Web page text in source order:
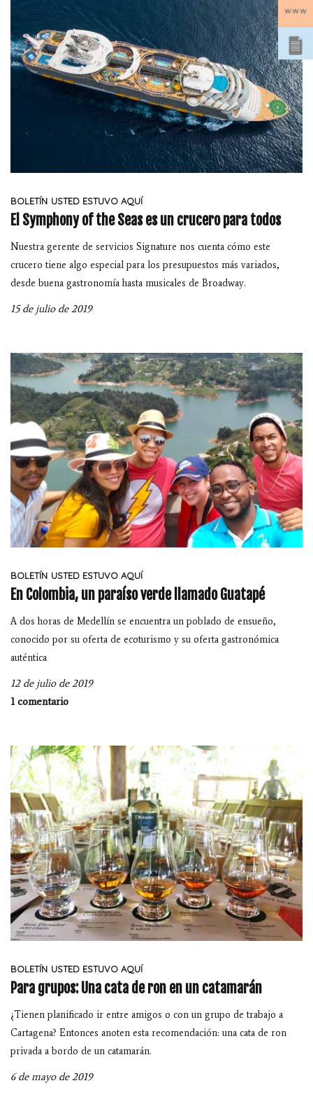
BOLETÍN USTED ESTUVO AQUÍ
El Symphony of the Seas es un crucero para todos
Nuestra gerente de servicios Signature nos cuenta cómo este
crucero tiene algo especial para los presupuestos más variados,
desde buena gastronomía hasta musicales de Broadway.
15 de julio de 2019
BOLETÍN USTED ESTUVO AQUÍ
En Colombia, un paraíso verde llamado Guatapé
A dos horas de Medellín se encuentra un poblado de ensueño,
conocido por su oferta de ecoturismo y su oferta gastronómica
auténtica
12 de julio de 2019
1 comentario
BOLETÍN USTED ESTUVO AQUÍ
Para grupos: Una cata de ron en un catamarán
¿Tienen planificado ir entre amigos o con un grupo de trabajo a
Cartagena? Entonces anoten esta recomendación: una cata de ron
privada a bordo de un catamarán.
6 de mayo de 2019